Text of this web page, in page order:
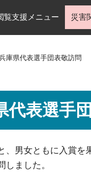
覧支援メニュー 災害
庫県代表選手団表敬訪問
代表選手
男女ともに入賞を
ました。